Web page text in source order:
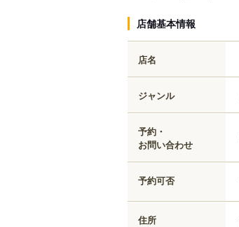
店舗基本情報
店名
ジャンル
予約・
お問い合わせ
予約可否
住所